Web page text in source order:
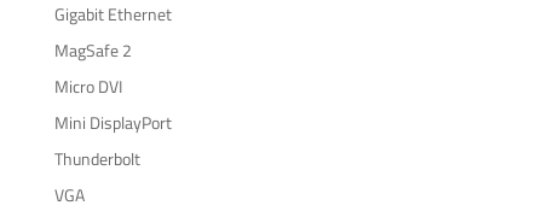
Gigabit Ethernet
MagSafe 2
Micro DVI
Mini DisplayPort
Thunderbolt
VGA